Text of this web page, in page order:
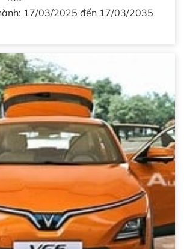
17/03/2025 đến 17/03/2035